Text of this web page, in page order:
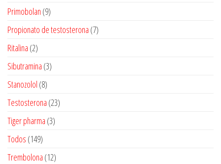
produtos
Primobolan 99
produtos
Propionato de testosterona 77
Ritalina 22
produtos
Sibutramina 33
Stanozolol 88
produtos
Testosterona 2323
Tiger pharma 33
Todos 149149
produtos
Trembolona 1212